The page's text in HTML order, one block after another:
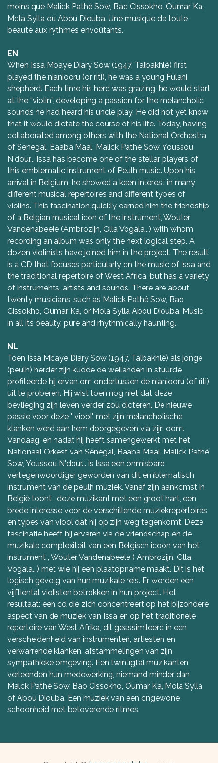
moins que Malick Pathé Sow, Bao Cissokho, Oumar Ka,
Mola Sylla ou Abou Diouba. Une musique de toute
beauté aux rythmes envoûtants.
EN
When Issa Mbaye Diary Sow (1947, Talbakhlé) first
played the nianiooru (or riti), he was a young Fulani
shepherd. Each time his herd was grazing, he would start
at the “violin”, developing a passion for the melancholic
sounds he had heard his uncle play. He did not yet know
that it would dictate the course of his life. Today, having
collaborated among others with the National Orchestra
of Senegal, Baaba Maal, Malick Pathé Sow, Youssou
N'dour... Issa has become one of the stellar players of
this emblematic instrument of Peulh music. Upon his
arrival in Belgium, he showed a keen interest in many
different musical repertoires and different types of
violins. This fascination quickly earned him the friendship
of a Belgian musical icon of the instrument, Wouter
Vandenabeele (Ambrozijn, Olla Vogala...) with whom
recording an album was only the next logical step. A
dozen violinists have joined him in the project. The result
is a CD that focuses particularly on the music of Issa and
the traditional repertoire of West Africa, but has a variety
of instruments, artists and sounds. There are about
twenty musicians, such as Malick Pathé Sow, Bao
Cissokho, Oumar Ka, or Mola Sylla Abou Diouba. Music
in all its beauty, pure and rhythmically haunting.
NL
Toen Issa Mbaye Diary Sow (1947, Talbakhlé) als jonge
(peulh) herder zijn kudde de weilanden in stuurde,
profiteerde hij ervan om ondertussen de nianiooru (of riti)
uit te proberen. Hij wist toen nog niet dat deze
bevlieging zijn leven verder zou dicteren. De nieuwe
passie voor deze " viool" met zijn melancholische
klanken werd aan hem doorgegeven via zijn oom.
Vandaag, en nadat hij heeft samengewerkt met het
Nationaal Orkest van Sénégal, Baaba Maal, Malick Pathé
Sow, Youssou N'dour... is Issa een onmisbare
vertegenwoordiger geworden van dit emblematisch
instrument van de peulh muziek. Vanaf zijn aankomst in
België toont , deze muzikant met een groot hart, een
brede interesse voor de verschillende muziekrepertoires
en types van viool dat hij op zijn weg tegenkomt. Deze
fascinatie heeft hij ervaren via de vriendschap en de
muzikale complexiteit van een Belgisch icoon van het
instrument , Wouter Vandenabeele ( Ambrozijn, Olla
Vogala...) met wie hij een plaatopname maakt. Dit is het
logisch gevolg van hun muzikale reis. Er worden een
vijftiental violisten betrokken in hun project. Het
resultaat: een cd die zich concentreert op het bijzondere
aspect van de muziek van Issa en op het traditionele
repertoire van West Afrika, dit geassimileerd in een
verscheidenheid van instrumenten, artiesten en
verwarrende klanken, afstammelingen van zijn
sympathieke omgeving. Een twintigtal muzikanten
verleenden hun medewerking, niemand minder dan
Malck Pathé Sow, Bao Cissokho, Oumar Ka, Mola Sylla
of Abou Diouba. Een muziek van een ongewone
schoonheid met betoverende ritmes.